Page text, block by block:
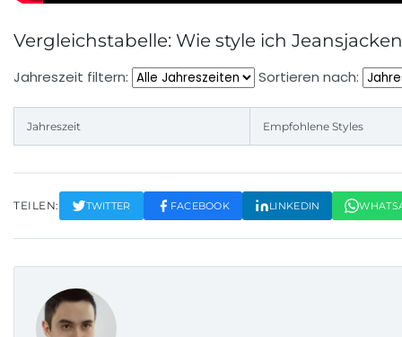
Vergleichstabelle: Wie style ich
Jahreszeit filtern: Sortieren nach:
Jahreszeit Empfohlene Styles
TEILEN: TWITTER FACEBOOK LINKEDIN